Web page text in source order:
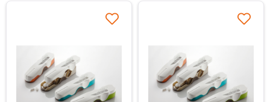
Ajouter à ma liste d’envie Ajouter à ma liste